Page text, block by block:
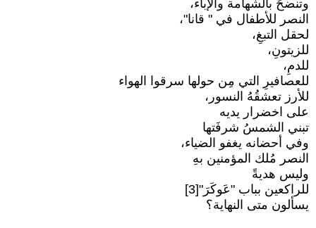
وتنضحُ بالشهامة والإباء،
النصر للأطفال في " قانا"،
لحقل التبغِ،
للزيتونِ،
للدمِ،
للعصافيرِ التي مِن حولها سرقوا الهواء
للأرز تعشقُهُ النسور،
على اخضرار يديه
تبني الشمسُ شرفَتها
وفي أحضانه يغفو الضياء،
النصر مُلك المؤمنين بهِ
وليس هديةً
للراكعين بباب "عَوكَرَ"[3]
يسألون متى النهاية؟